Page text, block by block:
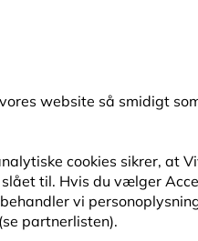
website så smidigt
cookies sikrer, at
til. Hvis du vælger
vi
partnerlisten).
Søg
REDEKASSER